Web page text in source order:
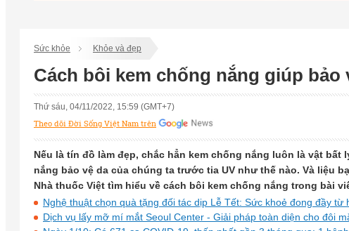
Sức khỏe Khỏe và đẹp
Cách bôi kem chống nắng giúp bảo
Thứ sáu, 04/11/2022, 15:59 (GMT+7)
Theo dõi Đời Sống Việt Nam trên
Nếu là tín đồ làm đẹp, chắc hẳn kem chống nắng luôn là vật
nắng bảo vệ da của chúng ta trước tia UV như thế nào. Và liệu
Nhà thuốc Việt tìm hiểu về cách bôi kem chống nắng trong bài
Nghệ thuật chọn quà tặng đối tác dịp Lễ Tết: Sức khoẻ đong đầy từ
Dịch vụ lấy mỡ mí mắt Seoul Center - Giải pháp toàn diện cho đôi